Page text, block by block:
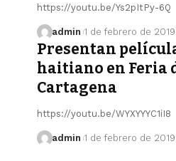
https://youtu.be/Ys2pItPy-6Q
admin 1 de febrero de 2019
Presentan
haitiano en Feria
Cartagena
https://youtu.be/WYXYYYC1iI8
admin 1 de febrero de 2019